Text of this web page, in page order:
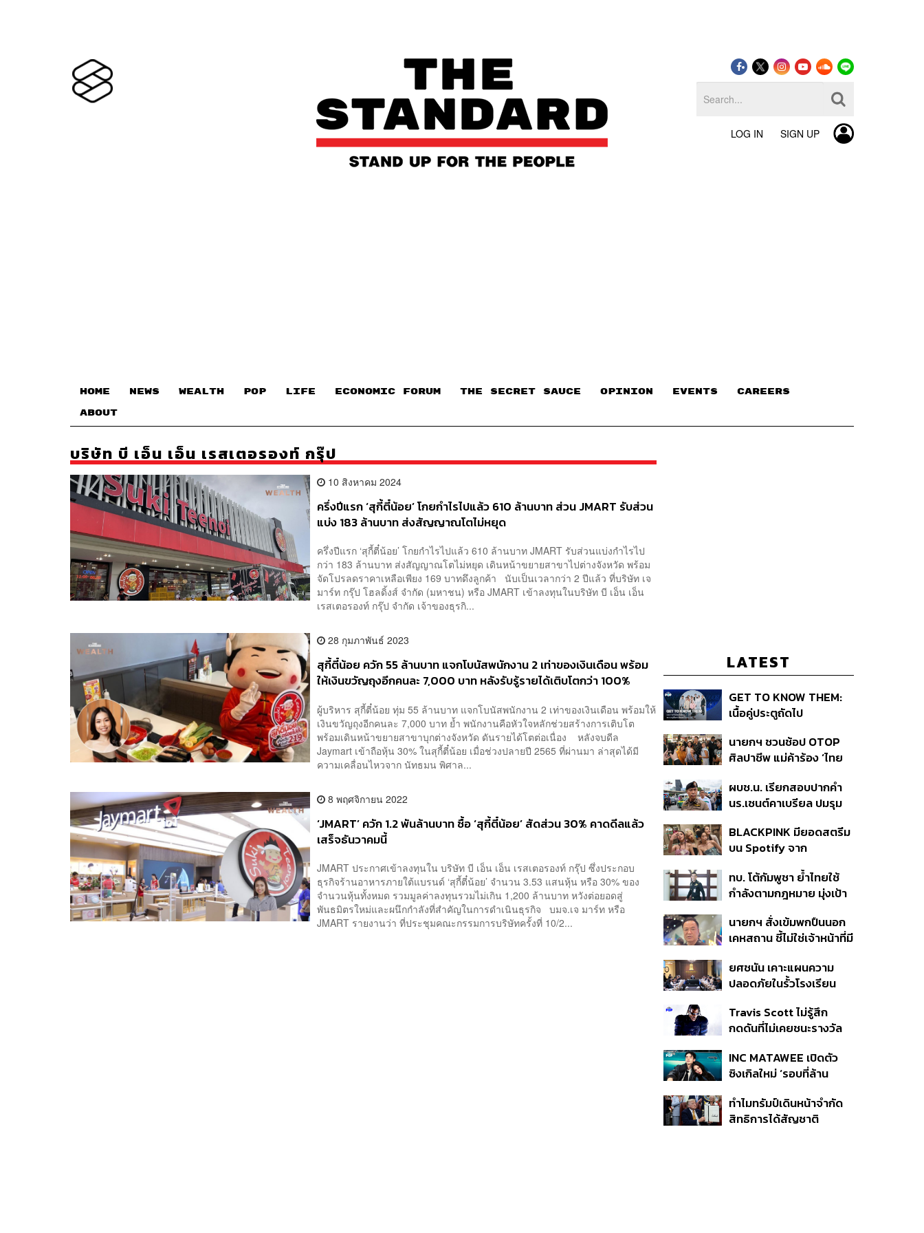
LOG IN SIGN UP
HOME NEWS WEALTH POP LIFE ECONOMIC FORUM THE SECRET SAUCE​ OPINION EVENTS CAREERS
ABOUT
บริษัท บี เอ็น เอ็น เรสเตอรองท์ กรุ๊ป
10 สิงหาคม 2024
ครึ่งปีแรก ‘สุกี้ตี๋น้อย’ โกยกำไรไปแล้ว 610 ล้านบาท ส่วน JMART รับส่วน
แบ่ง 183 ล้านบาท ส่งสัญญาณโตไม่หยุด
ครึ่งปีแรก ‘สุกี้ตี๋น้อย’ โกยกำไรไปแล้ว 610 ล้านบาท JMART รับส่วนแบ่งกำไรไป
กว่า 183 ล้านบาท ส่งสัญญาณโตไม่หยุด เดินหน้าขยายสาขาไปต่างจังหวัด พร้อม
จัดโปรลดราคาเหลือเพียง 169 บาทดึงลูกค้า นับเป็นเวลากว่า 2 ปีแล้ว ที่บริษัท เจ
มาร์ท กรุ๊ป โฮลดิ้งส์ จำกัด (มหาชน) หรือ JMART เข้าลงทุนในบริษัท บี เอ็น เอ็น
เรสเตอรองท์ กรุ๊ป จำกัด เจ้าของธุรกิ...
28 กุมภาพันธ์ 2023
สุกี้ตี๋น้อย ควัก 55 ล้านบาท แจกโบนัสพนักงาน 2 เท่าของเงินเดือน พร้อม
ให้เงินขวัญถุงอีกคนละ 7,000 บาท หลังรับรู้รายได้เติบโตกว่า 100%
ผู้บริหาร สุกี้ตี๋น้อย ทุ่ม 55 ล้านบาท แจกโบนัสพนักงาน 2 เท่าของเงินเดือน พร้อมให้
เงินขวัญถุงอีกคนละ 7,000 บาท ย้ำ พนักงานคือหัวใจหลักช่วยสร้างการเติบโต
พร้อมเดินหน้าขยายสาขาบุกต่างจังหวัด ดันรายได้โตต่อเนื่อง หลังจบดีล
Jaymart เข้าถือหุ้น 30% ในสุกี้ตี๋น้อย เมื่อช่วงปลายปี 2565 ที่ผ่านมา ล่าสุดได้มี
ความเคลื่อนไหวจาก นัทธมน พิศาล...
8 พฤศจิกายน 2022
‘JMART’ ควัก 1.2 พันล้านบาท ซื้อ ‘สุกี้ตี๋น้อย’ สัดส่วน 30% คาดดีลแล้ว
เสร็จธันวาคมนี้
JMART ประกาศเข้าลงทุนใน บริษัท บี เอ็น เอ็น เรสเตอรองท์ กรุ๊ป ซึ่งประกอบ
ธุรกิจร้านอาหารภายใต้แบรนด์ ‘สุกี้ตี๋น้อย’ จำนวน 3.53 แสนหุ้น หรือ 30% ของ
จำนวนหุ้นทั้งหมด รวมมูลค่าลงทุนรวมไม่เกิน 1,200 ล้านบาท หวังต่อยอดสู่
พันธมิตรใหม่และผนึกกำลังที่สำคัญในการดำเนินธุรกิจ บมจ.เจ มาร์ท หรือ
JMART รายงานว่า ที่ประชุมคณะกรรมการบริษัทครั้งที่ 10/2...
LATEST
GET TO KNOW THEM:
เนื้อคู่ประตูถัดไป
นายกฯ ชวนช้อป OTOP
ศิลปาชีพ แม่ค้าร้อง ‘ไทย
ถามมีต่อไหม นายกฯ ตอบ
‘เดี๋ยวจะพยายาม’
ผบช.น. เรียกสอบปากคำ
นร.เซนต์คาเบรียล ปมรุม
ดำเนินคดีแล้ว
BLACKPINK มียอดสตรีม
บน Spotify จาก
ครั้ง ตลอด 10 ปีที่ผ่านมา
ทบ. โต้กัมพูชา ย้ำไทยใช้
กำลังตามกฎหมาย มุ่งเป้า
หายไทยไม่อาจลบด้วย
ข้อมูลบิดเบือน
นายกฯ สั่งเข้มพกปืนนอก
เคหสถาน ชี้ไม่ใช่เจ้าหน้าที่มี
ก่อเหตุ เจ้าของร่วมรับผิด
ยศชนัน เคาะแผนความ
ปลอดภัยในรั้วโรงเรียน
ดูแล-คุมเข้มคัดกรองสิ่ง
ผิดกฎหมาย
Travis Scott ไม่รู้สึก
กดดันที่ไม่เคยชนะรางวัล
แล้ว 10 ครั้ง
INC MATAWEE เปิดตัว
ซิงเกิลใหม่ ‘รอบที่ล้าน
มาแสดงในมิวสิกวิดีโอ
ทำไมทรัมป์เดินหน้าจำกัด
สิทธิการได้สัญชาติ